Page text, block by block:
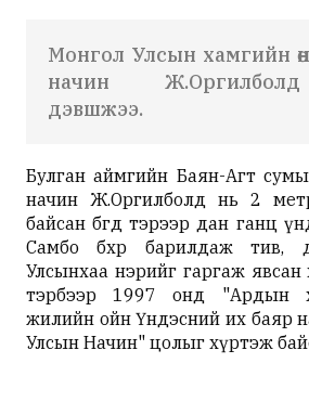
Монгол Улсын хамгийн
начин
дэвшжээ.
Булган аймгийн Баян-Агт
начин Ж.Оргилболд нь 2
байсан бөгөөд тэрээр дан ганц
Самбо бөхөөр барилдаж тив,
Улсынхаа нэрийг гаргаж явсан
тэрбээр 1997 онд "Ардын
жилийн ойн Үндэсний их баяр
Улсын Начин" цолыг хүртэж